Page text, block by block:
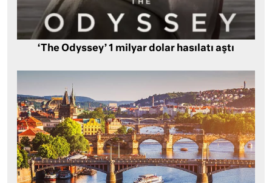
‘The Odyssey’ 1 milyar dolar hasılatı aştı